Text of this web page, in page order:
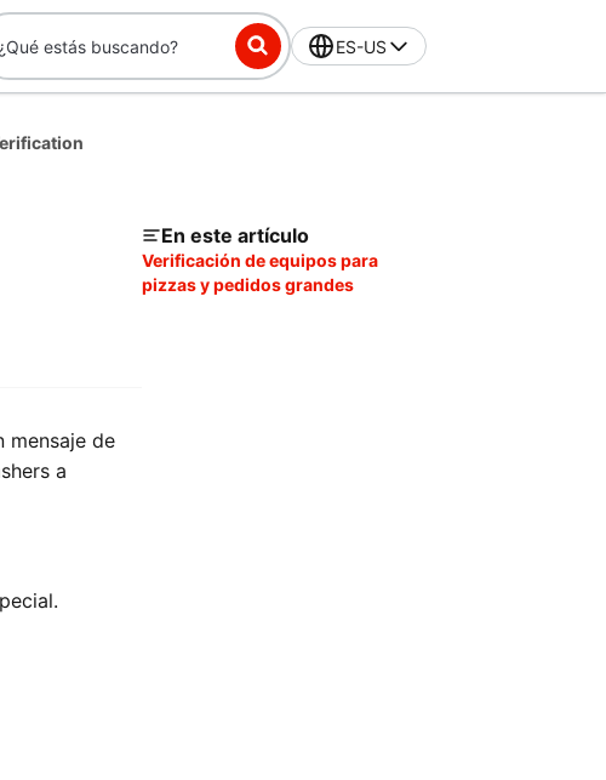
ES-US
mensaje de
a
En este artículo
Verificación de equipos para
pizzas y pedidos grandes